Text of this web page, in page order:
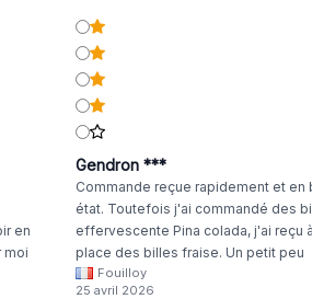
en
moi
la
Gendron ***
Commande reçue rapidement et en
état. Toutefois j'ai commandé des
effervescente Pina colada, j'ai reçu
place des billes fraise. Un petit peu
dommage
Fouilloy
25 avril 2026